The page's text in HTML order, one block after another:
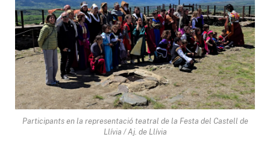
Participants en la representació teatral de la Festa del Castell de
Llívia / Aj. de Llívia